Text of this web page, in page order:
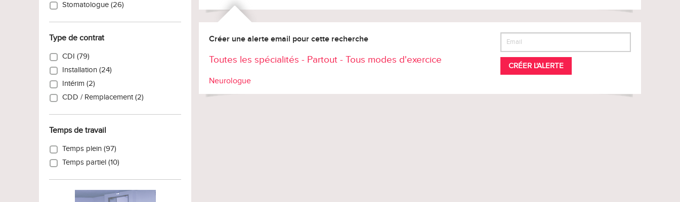
Stomatologue (26)
Type de contrat
CDI (79)
Installation (24)
Intérim (2)
CDD / Remplacement (2)
Temps de travail
Temps plein (97)
Temps partiel (10)
Créer une alerte email pour cette recherche
Toutes les spécialités - Partout - Tous modes d'exercice
Neurologue
CRÉER L'ALERTE